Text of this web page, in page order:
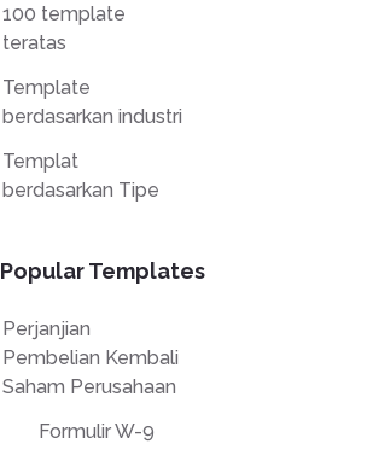
100 template
teratas
Template
berdasarkan industri
Templat
berdasarkan Tipe
Popular Templates
Perjanjian
Pembelian Kembali
Saham Perusahaan
Formulir W-9